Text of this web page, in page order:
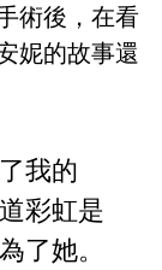
術後，在看
妮的故事還
我的
彩虹是
了她。